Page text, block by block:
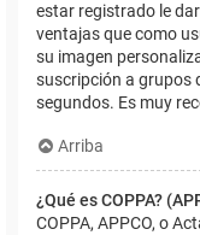
estar registrado le
ventajas que como
su imagen
suscripción a grupos
segundos. Es muy
Arriba
¿Qué es COPPA?
COPPA, APPCO, o